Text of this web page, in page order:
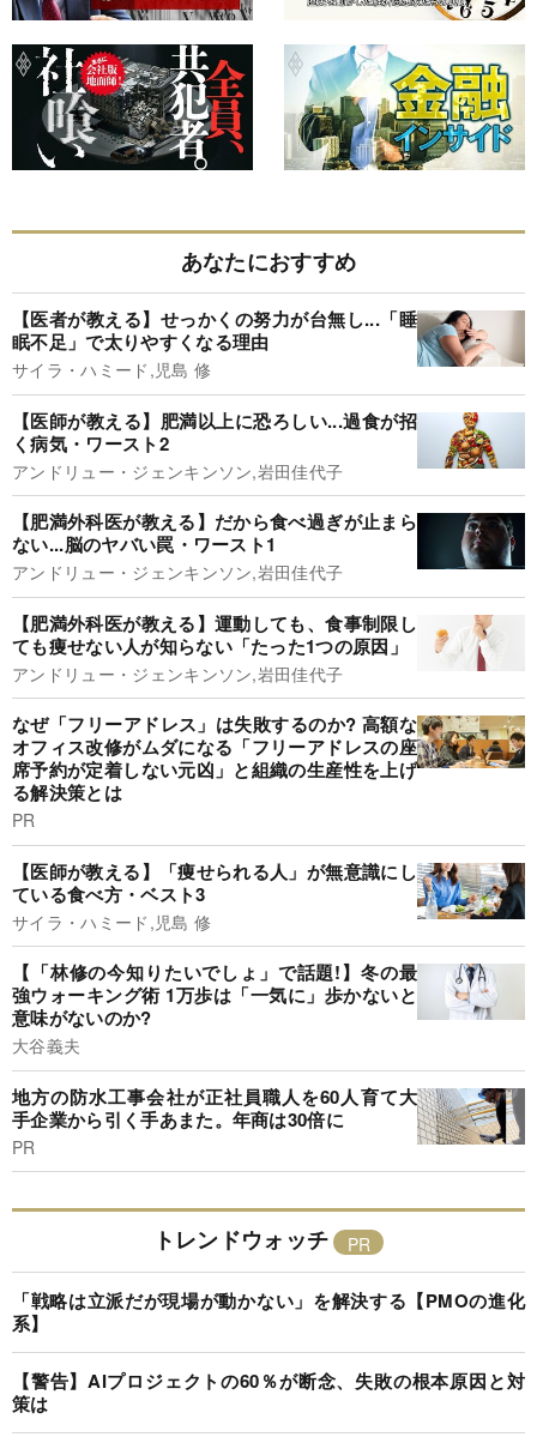
あなたにおすすめ
【医者が教える】せっかくの努力が台無し...「睡
眠不足」で太りやすくなる理由
サイラ・ハミード,児島 修
【医師が教える】肥満以上に恐ろしい...過食が招
く病気・ワースト2
アンドリュー・ジェンキンソン,岩田佳代子
【肥満外科医が教える】だから食べ過ぎが止まら
ない...脳のヤバい罠・ワースト1
アンドリュー・ジェンキンソン,岩田佳代子
【肥満外科医が教える】運動しても、食事制限し
ても痩せない人が知らない「たった1つの原因」
アンドリュー・ジェンキンソン,岩田佳代子
なぜ「フリーアドレス」は失敗するのか? 高額な
オフィス改修がムダになる「フリーアドレスの座
席予約が定着しない元凶」と組織の生産性を上げ
る解決策とは
PR
【医師が教える】「痩せられる人」が無意識にし
ている食べ方・ベスト3
サイラ・ハミード,児島 修
【「林修の今知りたいでしょ」で話題!】冬の最
強ウォーキング術 1万歩は「一気に」歩かないと
意味がないのか?
大谷義夫
地方の防水工事会社が正社員職人を60人育て大
手企業から引く手あまた。年商は30倍に
PR
トレンドウォッチ
「戦略は立派だが現場が動かない」を解決する【PMOの進化
系】
【警告】AIプロジェクトの60％が断念、失敗の根本原因と対
策は